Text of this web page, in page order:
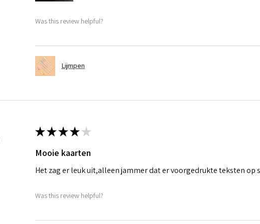
Was this review helpful?
Lijmpen
★★★★ ★
Mooie kaarten
Het zag er leuk uit,alleen jammer dat er voorgedrukte teksten op
Was this review helpful?